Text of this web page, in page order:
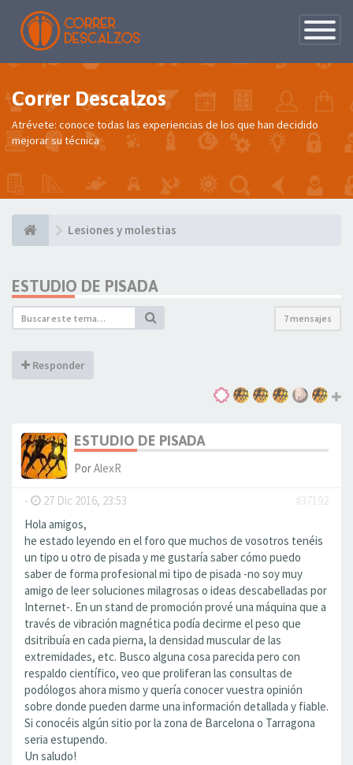
de
Correr Descalzos
Atrévete: conoce todas las experiencias de los que han decidido
mejorar su técnica
Lesiones y molestias
ESTUDIO DE PISADA
7 mensajes
Responder
ESTUDIO DE PISADA
PorAlexR
- 27 Dic 2016, 23:53
#37192
Hola amigos,
he estado leyendo en el foro que muchos de vosotros tenéis
un tipo u otro de pisada y me gustaría saber cómo puedo
saber de forma profesional mi tipo de pisada -no soy muy
amigo de leer soluciones milagrosas o ideas descabelladas por
Internet-. En un stand de promoción prové una máquina que a
través de vibración magnética podía decirme el peso que
dsitribuía en cada pierna, la densidad muscular de las
extremidades, etc. Busco alguna cosa parecida pero con
respaldo científico, veo que proliferan las consultas de
podólogos ahora mismo y quería conocer vuestra opinión
sobre donde pueden darme una información detallada y fiable.
Si conocéis algún sitio por la zona de Barcelona o Tarragona
seria estupendo.
Un saludo!